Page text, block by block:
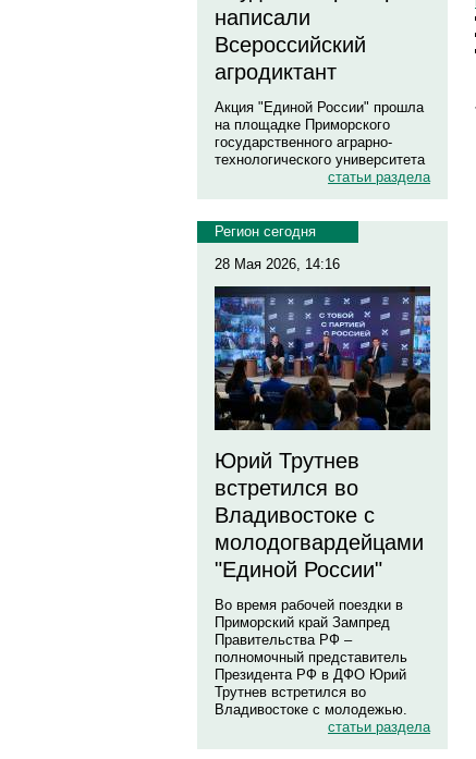
написали
Всероссийский
агродиктант
Акция "Единой России" прошла
на площадке Приморского
государственного аграрно-
технологического университета
статьи раздела
Регион сегодня
28 Мая 2026, 14:16
Юрий Трутнев
встретился во
Владивостоке с
молодогвардейцами
"Единой России"
Во время рабочей поездки в
Приморский край Зампред
Правительства РФ –
полномочный представитель
Президента РФ в ДФО Юрий
Трутнев встретился во
Владивостоке с молодежью.
статьи раздела